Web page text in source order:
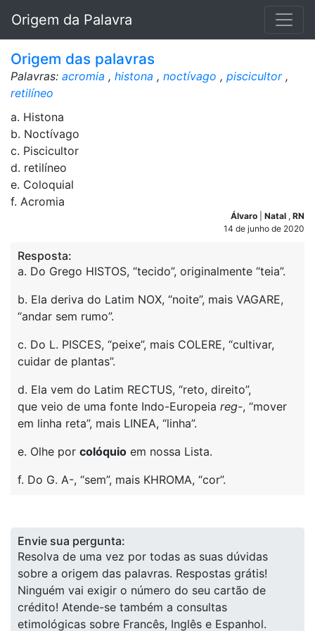
Origem da Palavra
Origem das palavras
Palavras: acromia , histona , noctívago , piscicultor,
retilíneo
a. Histona
b. Noctívago
c. Piscicultor
d. retilíneo
e. Coloquial
f. Acromia
Álvaro Natal , RN
14 de junho de 2020
Resposta:
a. Do Grego HISTOS, “tecido”, originalmente “teia”.
b. Ela deriva do Latim NOX, “noite”, mais VAGARE,
“andar sem rumo”.
c. Do L. PISCES, “peixe”, mais COLERE, “cultivar,
cuidar de plantas”.
d. Ela vem do Latim RECTUS, “reto, direito”,
que veio de uma fonte Indo-Europeia reg-, “mover
em linha reta”, mais LINEA, “linha”.
e. Olhe por colóquio em nossa Lista.
f. Do G. A-, “sem”, mais KHROMA, “cor”.
Envie sua pergunta:
Resolva de uma vez por todas as suas dúvidas
sobre a origem das palavras. Respostas grátis!
Ninguém vai exigir o número do seu cartão de
crédito! Atende-se também a consultas
etimológicas sobre Francês, Inglês e Espanhol.